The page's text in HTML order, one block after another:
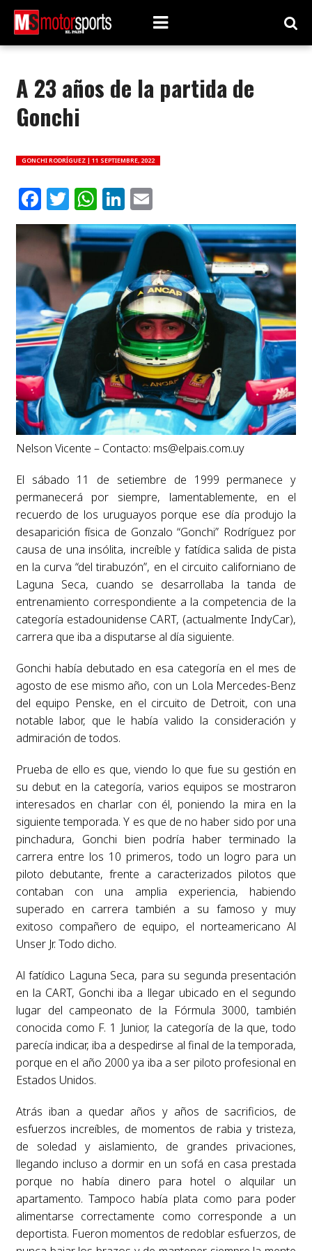
A 23 años de la partida de
Gonchi
GONCHI RODRÍGUEZ | 11 SEPTIEMBRE, 2022
Facebook
Twitter
WhatsApp
LinkedIn
Email
Nelson Vicente – Contacto: ms@elpais.com.uy
El sábado 11 de setiembre de 1999 permanece y
permanecerá por siempre, lamentablemente, en el
recuerdo de los uruguayos porque ese día produjo la
desaparición física de Gonzalo “Gonchi” Rodríguez por
causa de una insólita, increíble y fatídica salida de pista
en la curva “del tirabuzón”, en el circuito californiano de
Laguna Seca, cuando se desarrollaba la tanda de
entrenamiento correspondiente a la competencia de la
categoría estadounidense CART, (actualmente IndyCar),
carrera que iba a disputarse al día siguiente.
Gonchi había debutado en esa categoría en el mes de
agosto de ese mismo año, con un Lola Mercedes-Benz
del equipo Penske, en el circuito de Detroit, con una
notable labor, que le había valido la consideración y
admiración de todos.
Prueba de ello es que, viendo lo que fue su gestión en
su debut en la categoría, varios equipos se mostraron
interesados en charlar con él, poniendo la mira en la
siguiente temporada. Y es que de no haber sido por una
pinchadura, Gonchi bien podría haber terminado la
carrera entre los 10 primeros, todo un logro para un
piloto debutante, frente a caracterizados pilotos que
contaban con una amplia experiencia, habiendo
superado en carrera también a su famoso y muy
exitoso compañero de equipo, el norteamericano Al
Unser Jr. Todo dicho.
Al fatídico Laguna Seca, para su segunda presentación
en la CART, Gonchi iba a llegar ubicado en el segundo
lugar del campeonato de la Fórmula 3000, también
conocida como F. 1 Junior, la categoría de la que, todo
parecía indicar, iba a despedirse al final de la temporada,
porque en el año 2000 ya iba a ser piloto profesional en
Estados Unidos.
Atrás iban a quedar años y años de sacrificios, de
esfuerzos increíbles, de momentos de rabia y tristeza,
de soledad y aislamiento, de grandes privaciones,
llegando incluso a dormir en un sofá en casa prestada
porque no había dinero para hotel o alquilar un
apartamento. Tampoco había plata como para poder
alimentarse correctamente como corresponde a un
deportista. Fueron momentos de redoblar esfuerzos, de